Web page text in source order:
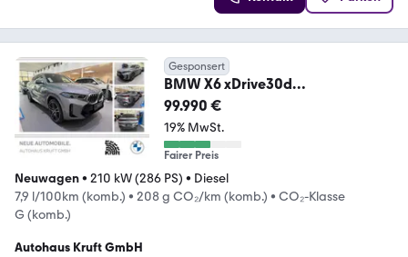
Gesponsert
BMW X6 xDrive30d
22"LM+PANODACH+HEAD-
UP+AHK+AUTOBAHN
99.990 €
19% MwSt.
Fairer Preis
Neuwagen• 210 kW (286 PS) • Diesel
7,9 l/100km (komb.) • 208 g CO₂/km (komb.) • CO₂-Klasse
G (komb.)
Autohaus Kruft GmbH